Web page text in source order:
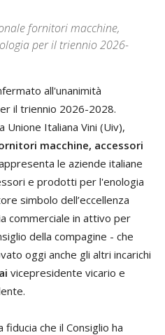
fornitori macchine,
per il triennio 2026-
all'unanimità
il triennio 2026-2028.
Unione Italiana Vini (Uiv),
macchine, accessori
le aziende italiane
e prodotti per l'enologia
simbolo dell’eccellenza
commerciale in attivo per
della compagine - che
oggi anche gli altri incarichi
vicepresidente vicario e
che il Consiglio ha